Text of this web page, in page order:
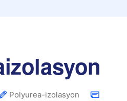
Polyurea-izolasyon